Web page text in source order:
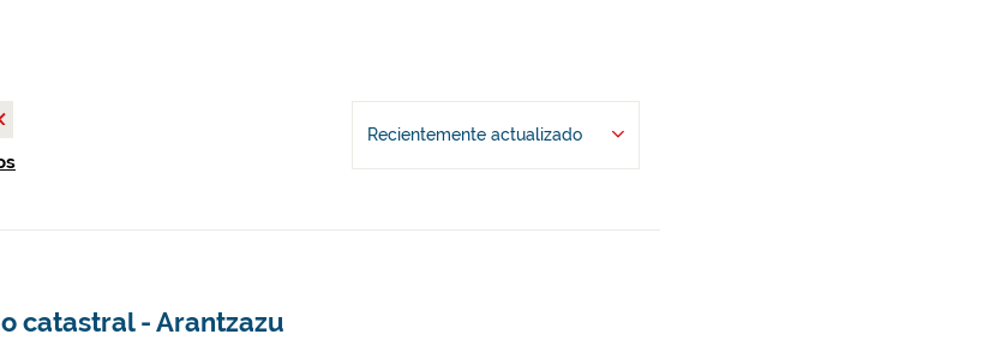
Recientemente actualizado
catastral - Arantzazu